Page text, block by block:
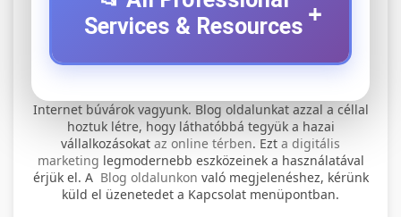
Services & Resources +
szervíz
+
Professional electric scooter repair and
maintenance services. Expert technicians
provide quality service for all major brands and
📊 2. online marketing
ügynökség
+
Internet búvárok vagyunk. Blog oldalunkat azzal a céllal
hoztuk létre, hogy láthatóbbá tegyük a hazai
vállalkozásokat az online térben. Ezt a digitális
marketing legmodernebb eszközeinek a használatával
érjük el. A Blog oldalunkon való megjelenéshez, kérünk
küld el üzenetedet a Kapcsolat menüpontban.